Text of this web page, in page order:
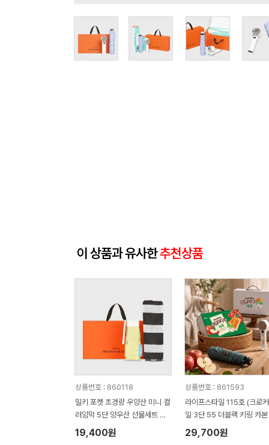
이 상품과 유사한추천상품
상품번호 : 860118
밀키 포켓 초경량 우양산 미니 컬
러암막 5단 양우산 선물세트 답
례품+무한타올세트 그레이 모달
180g 수건세트
19,400원
상품번호 : 861593
라이프스타일 115호 (크로
일 3단 55 더블랙 키링 카본
림 암막 양우산 VIP+쿨링선
29,700원